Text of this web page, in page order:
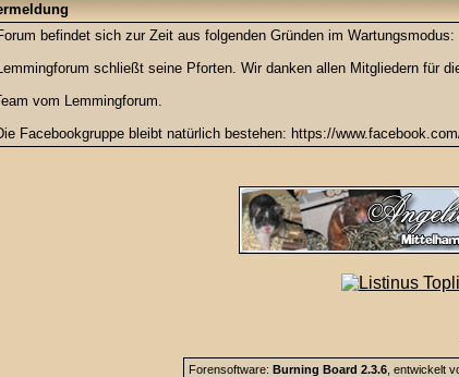
befindet sich zur Zeit aus folgenden Gründen im Wartungsmodus:
schließt seine Pforten. Wir danken allen Mitgliedern für
vom Lemmingforum.
Facebookgruppe bleibt natürlich bestehen: https://
Forensoftware: Burning Board 2.3.6, entwickelt